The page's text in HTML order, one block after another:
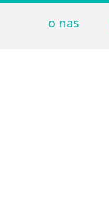
o nas